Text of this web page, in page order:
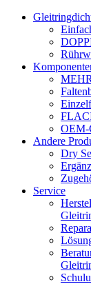
OEM-
Andere
Dry
Service